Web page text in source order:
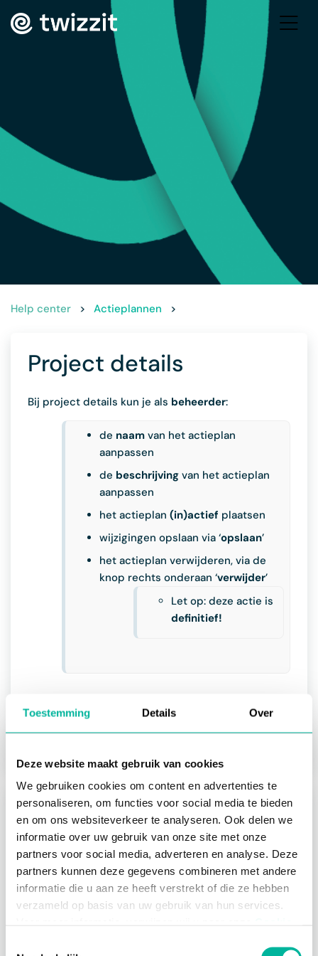
Toestemming Details Over
Deze website maakt gebruik van cookies
We gebruiken cookies om content en advertenties te
personaliseren, om functies voor social media te bieden
en om ons websiteverkeer te analyseren. Ook delen we
informatie over uw gebruik van onze site met onze
partners voor social media, adverteren en analyse. Deze
partners kunnen deze gegevens combineren met andere
informatie die u aan ze heeft verstrekt of die ze hebben
verzameld op basis van uw gebruik van hun services.
Help center > Actieplannen >
Project details
Bij project details kun je als beheerder:
de naam van het actieplan
aanpassen
de beschrijving van het actieplan
aanpassen
het actieplan (in)actief plaatsen
wijzigingen opslaan via ‘opslaan’
het actieplan verwijderen, via de
knop rechts onderaan ‘verwijder’
Let op: deze actie is
definitief!
Over de module actieplannen
Wat zijn actieplannen?
Waarom actieplannen gebruiken?
Een actieplan opstarten
Een nieuw actieplan aanmaken